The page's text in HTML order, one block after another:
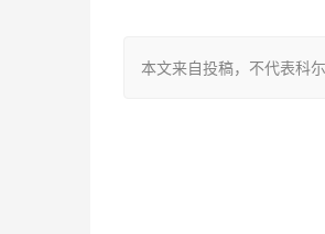
本文来自投稿，不代表科